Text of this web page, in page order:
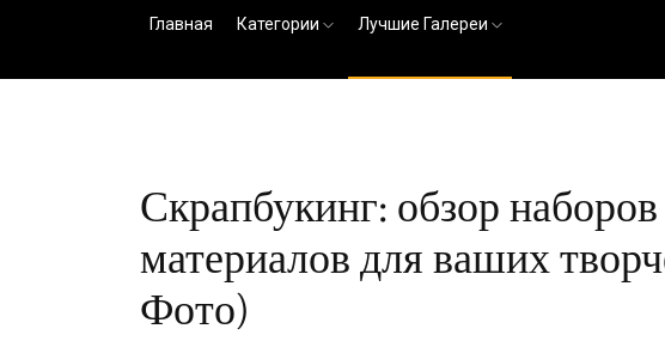
Главная Категории Лучшие Галереи
Скрапбукинг: обзор
материалов для ваших
Фото)